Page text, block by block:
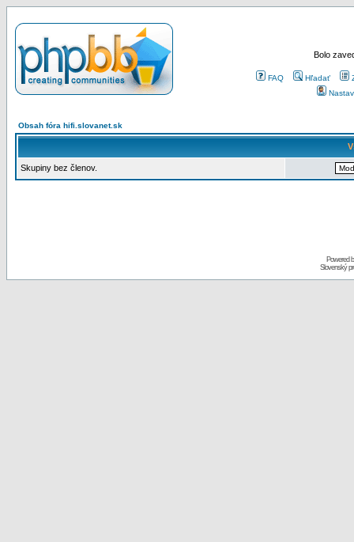
Bolo
FAQ Hľadať
Obsah fóra hifi.slovanet.sk
Skupiny bez členov.
Powered
Slovenský